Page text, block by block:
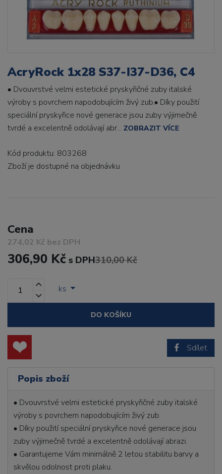
AcryRock 1x28 S37-I37-D36, C4
• Dvouvrstvé velmi estetické pryskyřičné zuby italské
výroby s povrchem napodobujícím živý zub.• Díky použití
speciální pryskyřice nové generace jsou zuby výjimečně
tvrdé a excelentně odolávají abr... ZOBRAZIT VÍCE
Kód produktu: 803268
Zboží je dostupné na objednávku
Cena
274,02 Kč bez DPH
306,90 Kč s DPH310,00 Kč
ks
DO KOŠÍKU
Sdílet
Popis zboží
• Dvouvrstvé velmi estetické pryskyřičné zuby italské
výroby s povrchem napodobujícím živý zub.
• Díky použití speciální pryskyřice nové generace jsou
zuby výjimečně tvrdé a excelentně odolávají abrazi.
• Garantujeme Vám minimálně 2 letou stabilitu barvy a
skvělou odolnost proti plaku.